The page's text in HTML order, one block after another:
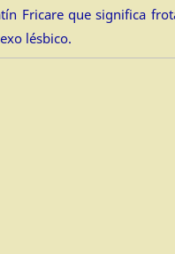
Fricare que significa
lésbico.